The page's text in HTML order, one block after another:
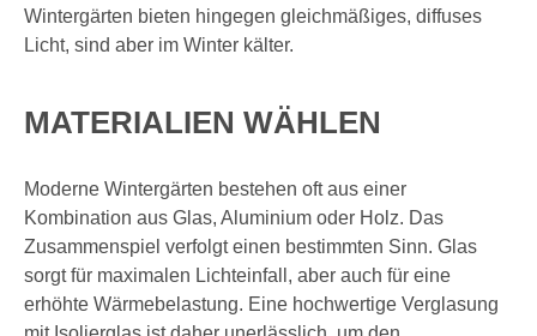
Wintergärten bieten hingegen gleichmäßiges, diffuses
Licht, sind aber im Winter kälter.
MATERIALIEN WÄHLEN
Moderne Wintergärten bestehen oft aus einer
Kombination aus Glas, Aluminium oder Holz. Das
Zusammenspiel verfolgt einen bestimmten Sinn. Glas
sorgt für maximalen Lichteinfall, aber auch für eine
erhöhte Wärmebelastung. Eine hochwertige Verglasung